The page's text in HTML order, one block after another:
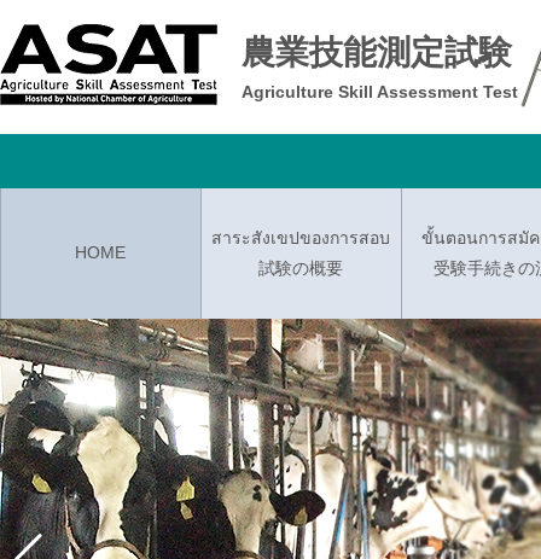
農業技能測定試験
Agriculture Skill Assessment Test
HOME
สาระสังเขปของการสอบ
試験の概要
ขั้นตอนการสมั
受験手続きの